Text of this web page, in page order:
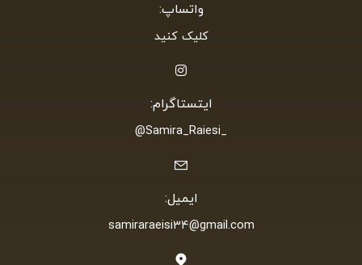
واتساپ:
کلیک کنید
ایتستاگرام:
_Samira_Raiesi@
ایمیل:
samiraraeisi34@gmail.com